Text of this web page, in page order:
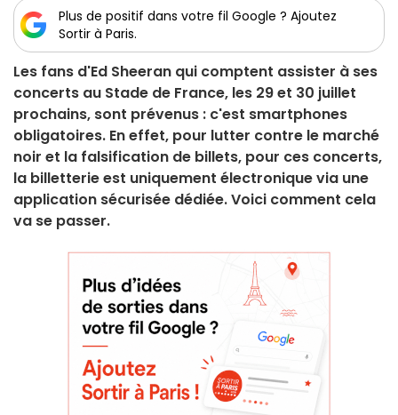
Plus de positif dans votre fil Google ? Ajoutez
Sortir à Paris.
Les fans d'Ed Sheeran qui comptent assister à ses
concerts au Stade de France, les 29 et 30 juillet
prochains, sont prévenus : c'est smartphones
obligatoires. En effet, pour lutter contre le marché
noir et la falsification de billets, pour ces concerts,
la billetterie est uniquement électronique via une
application sécurisée dédiée. Voici comment cela
va se passer.